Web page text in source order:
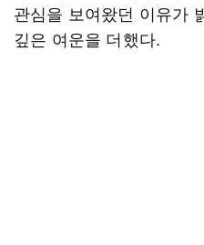
관심을 보여왔던 이유가
깊은 여운을 더했다.